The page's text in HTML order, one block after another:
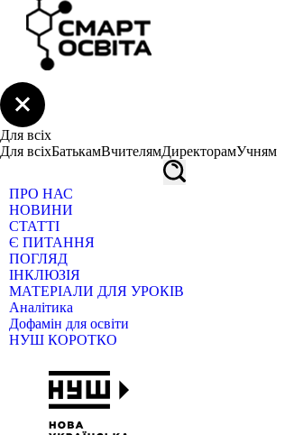
Для всіх
Для всіхБатькамВчителямДиректорамУчням
ПРО НАС
НОВИНИ
СТАТТІ
Є ПИТАННЯ
ПОГЛЯД
ІНКЛЮЗІЯ
МАТЕРІАЛИ ДЛЯ УРОКІВ
Аналітика
Дофамін для освіти
НУШ КОРОТКО